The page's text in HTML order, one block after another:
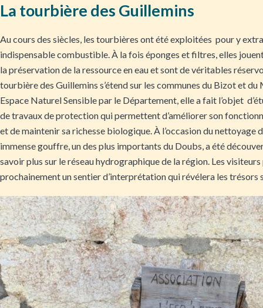
La tourbière des Guillemins
Au cours des siècles, les tourbières ont été exploitées pour y
indispensable combustible. À la fois éponges et filtres, elles
la préservation de la ressource en eau et sont de véritables
tourbière des Guillemins s’étend sur les communes du Bizot et
Espace Naturel Sensible par le Département, elle a fait l’objet
de travaux de protection qui permettent d’améliorer son
et de maintenir sa richesse biologique. À l’occasion du nettoyage
immense gouffre, un des plus importants du Doubs, a été
savoir plus sur le réseau hydrographique de la région. Les
prochainement un sentier d’interprétation qui révélera les trésors